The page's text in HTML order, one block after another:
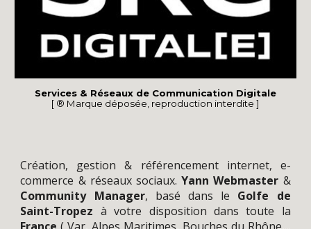
Services & Réseaux de Communication Digitale
[ ® Marque déposée, reproduction interdite ]
Création, gestion & référencementinternet, e-
commerce & réseaux sociaux.YannWebmaster &
Community Manager, basé dans le Golfe de
Saint-Tropez à votre disposition dans toute la